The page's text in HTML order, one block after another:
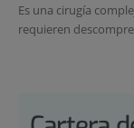
Es una cirugía
requieren